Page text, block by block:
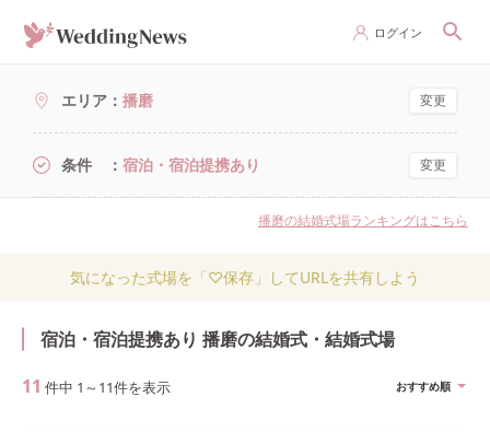
ログイン
エリア 播磨 変更
条件 宿泊・宿泊提携あり 変更
播磨の結婚式場ランキングはこちら
気になった式場を「♡保存」してURLを共有しよう
宿泊・宿泊提携あり 播磨の結婚式・結婚式場
11 件中 1 ～ 11件を表示 おすすめ順